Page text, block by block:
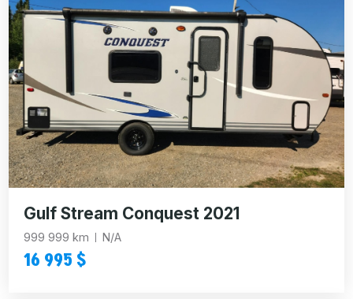
Gulf Stream Conquest 2021
999 999 km N/A
16 995 $